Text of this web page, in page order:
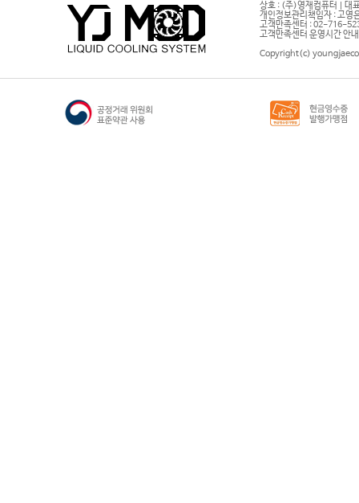
상호 : (주)영재컴퓨터 | 대
개인정보관리책임자 : 고영
고객만족센터 : 02-716-
고객만족센터 운영시간 안
Copyright(c)